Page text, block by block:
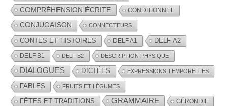
COMPRÉHENSION ÉCRITE CONDITIONNEL
CONJUGAISON CONNECTEURS
CONTES ET HISTOIRES DELF A1 DELF A2
DELF B1 DELF B2 DESCRIPTION PHYSIQUE
DIALOGUES DICTÉES EXPRESSIONS TEMPORELLES
FABLES FRUITS ET LÉGUMES
FÊTES ET TRADITIONS GRAMMAIRE GÉRONDIF